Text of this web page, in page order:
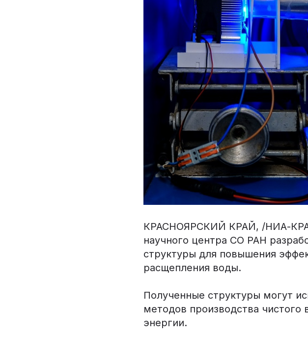
КРАСНОЯРСКИЙ КРАЙ, /НИА-
научного центра СО РАН
структуры для повышения
расщепления воды.
Полученные структуры могут
методов производства
энергии.